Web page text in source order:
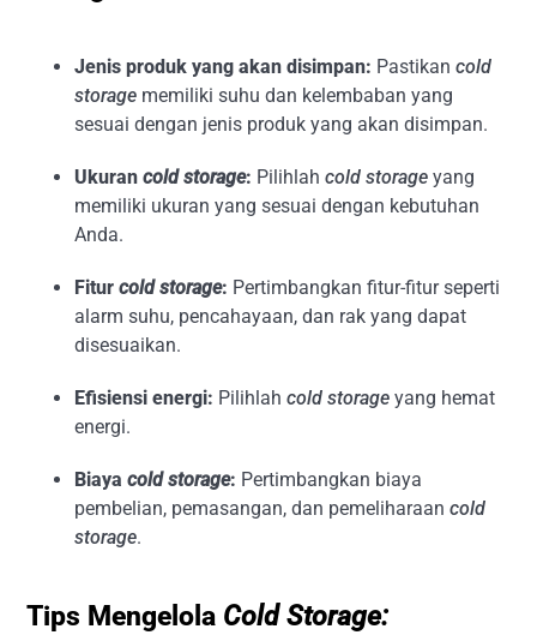
Jenis produk yang akan disimpan: Pastikancold
storage memiliki suhu dan kelembaban yang
sesuai dengan jenis produk yang akan disimpan.
Ukuran cold storage: Pilihlahcold storage yang
memiliki ukuran yang sesuai dengan kebutuhan
Anda.
Fitur cold storage: Pertimbangkan fitur-fitur seperti
alarm suhu, pencahayaan, dan rak yang dapat
disesuaikan.
Efisiensi energi: Pilihlahcold storage yang hemat
energi.
Biayacold storage: Pertimbangkan biaya
pembelian, pemasangan, dan pemeliharaancold
storage.
Tips Mengelola Cold Storage: